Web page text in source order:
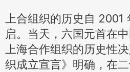
上合组织的历史自 2001
启。当天，六国元首在
上海合作组织的历史性
织成立宣言》明确，在